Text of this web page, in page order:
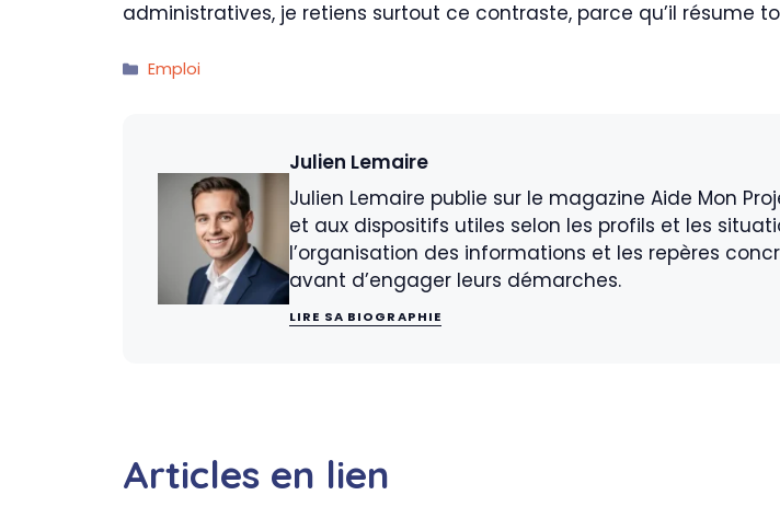
administratives, je retiens surtout ce contraste, parce qu’il résume
Catégories
Emploi
Julien Lemaire
Julien Lemaire publie sur le magazine Aide Mon
et aux dispositifs utiles selon les profils et les
l’organisation des informations et les repères
avant d’engager leurs démarches.
LIRE SA BIOGRAPHIE
Articles en lien